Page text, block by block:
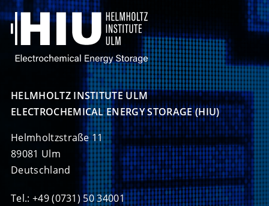
HELMHOLTZ INSTITUTE ULM
ELECTROCHEMICAL ENERGY STORAGE (HIU)
Helmholtzstraße 11
89081 Ulm
Deutschland
Tel.: +49 (0731) 50 34001